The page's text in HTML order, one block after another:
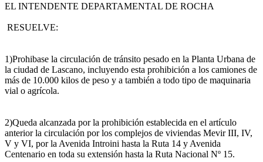
EL INTENDENTE DEPARTAMENTAL DE ROCHA
RESUELVE:
1)Prohibase la circulación de tránsito pesado en la Planta Urbana de
la ciudad de Lascano, incluyendo esta prohibición a los camiones de
más de 10.000 kilos de peso y a también a todo tipo de maquinaria
vial o agrícola.
2)Queda alcanzada por la prohibición establecida en el artículo
anterior la circulación por los complejos de viviendas Mevir III, IV,
V y VI, por la Avenida Introini hasta la Ruta 14 y Avenida
Centenario en toda su extensión hasta la Ruta Nacional Nº 15.